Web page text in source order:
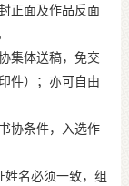
正面及作品反面
集体送稿，免交
件）；亦可自由
协条件，入选作
名必须一致，组